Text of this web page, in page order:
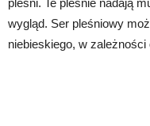
pleśni. Te pleśnie nadają
wygląd. Ser pleśniowy
niebieskiego, w